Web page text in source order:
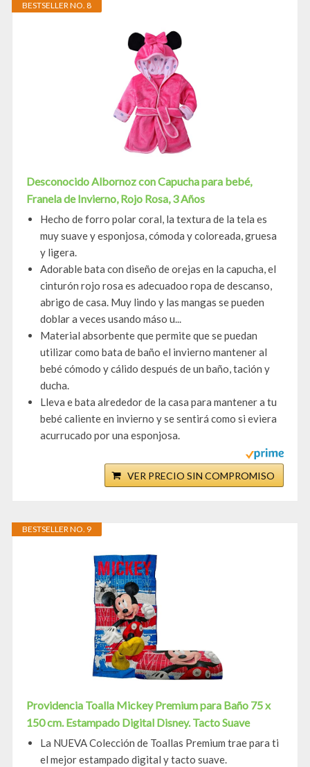
BESTSELLER NO. 8
Desconocido Albornoz con Capucha para bebé,
Franela de Invierno, Rojo Rosa, 3 Años
Hecho de forro polar coral, la textura de la tela es
muy suave y esponjosa, cómoda y coloreada, gruesa
y ligera.
Adorable bata con diseño de orejas en la capucha, el
cinturón rojo rosa es adecuadoo ropa de descanso,
abrigo de casa. Muy lindo y las mangas se pueden
doblar a veces usando máso u...
Material absorbente que permite que se puedan
utilizar como bata de baño el invierno mantener al
bebé cómodo y cálido después de un baño, tación y
ducha.
Lleva e bata alrededor de la casa para mantener a tu
bebé caliente en invierno y se sentirá como si eviera
acurrucado por una esponjosa.
VER PRECIO SIN COMPROMISO
BESTSELLER NO. 9
Providencia Toalla Mickey Premium para Baño 75 x
150 cm. Estampado Digital Disney. Tacto Suave
La NUEVA Colección de Toallas Premium trae para ti
el mejor estampado digital y tacto suave.